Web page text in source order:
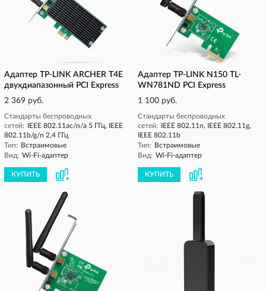
Адаптер TP-LINK ARCHER T4E
двухдиапазонный PCI Express
2 369 руб.
Стандарты беспроводных
сетей: IEEE 802.11ac/n/a 5 ГГц, IEEE
802.11b/g/n 2,4 ГГц
Тип: Встраимовые
Вид: Wi-Fi-адаптер
КУПИТЬ
Адаптер TP-LINK N150 TL-
WN781ND PCI Express
1 100 руб.
Стандарты беспроводных
сетей: IEEE 802.11n, IEEE 802.11g,
IEEE 802.11b
Тип: Встраимовые
Вид: Wi-Fi-адаптер
КУПИТЬ